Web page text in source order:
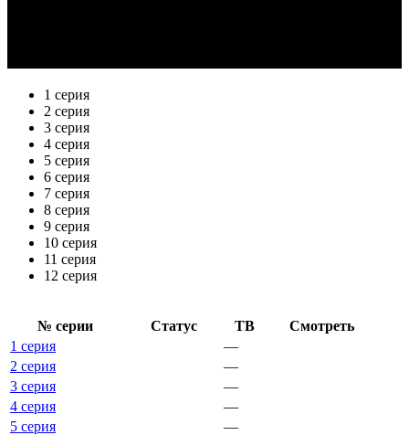
1 серия
2 серия
3 серия
4 серия
5 серия
6 серия
7 серия
8 серия
9 серия
10 серия
11 серия
12 серия
№ се­рии Ста­тус ТВ
Смот­реть
1 серия
—
2 серия
—
3 серия
—
4 серия
—
5 серия
—